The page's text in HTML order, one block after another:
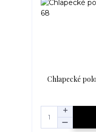
Chlapecké